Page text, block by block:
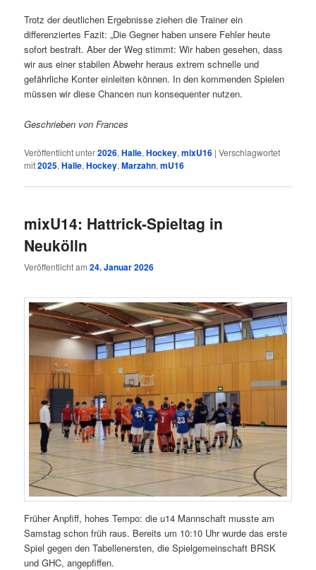
Trotz der deutlichen Ergebnisse ziehen die Trainer ein
differenziertes Fazit: „Die Gegner haben unsere Fehler heute
sofort bestraft. Aber der Weg stimmt: Wir haben gesehen, dass
wir aus einer stabilen Abwehr heraus extrem schnelle und
gefährliche Konter einleiten können. In den kommenden Spielen
müssen wir diese Chancen nun konsequenter nutzen.
Geschrieben von Frances
Veröffentlicht unter2026,Halle,Hockey,mixU16 |Verschlagwortet
mit2025,Halle,Hockey,Marzahn,mU16
mixU14: Hattrick-Spieltag in
Neukölln
Veröffentlicht am24. Januar 2026
Früher Anpfiff, hohes Tempo: die u14 Mannschaft musste am
Samstag schon früh raus. Bereits um 10:10 Uhr wurde das erste
Spiel gegen den Tabellenersten, die Spielgemeinschaft BRSK
und GHC, angepfiffen.